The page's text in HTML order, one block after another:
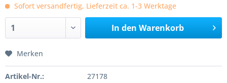
Sofort versandfertig, Lieferzeit ca. 1-3 Werktage
In den Warenkorb
Merken
Artikel-Nr.:
27178